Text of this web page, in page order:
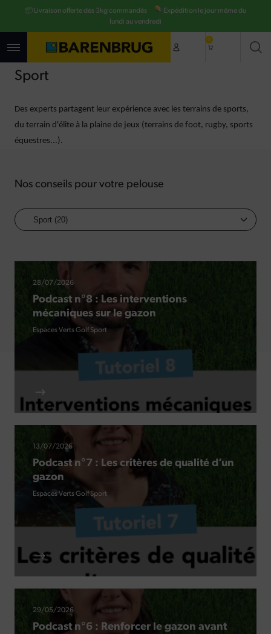
📦 Livraison offerte dès 3kg commandés
Expédition le jour même du
lundi au vendredi
0
Sport
Des experts partagent leur expérience avec les terrains de sports,
du terrain d'élite à la plaine de jeux (terrains de foot, rugby, sports
équestres...).
Nos conseils pour votre pelouse
28/07/2026
Podcast n°8 : Les interventions
mécaniques sur le gazon
Espaces VertsGolf Sport
13/07/2026
Podcast n°7 : Les critères de qualité d’un
gazon
Espaces VertsGolfSport
29/05/2026
Podcast n°6 : Renforcer le gazon avant